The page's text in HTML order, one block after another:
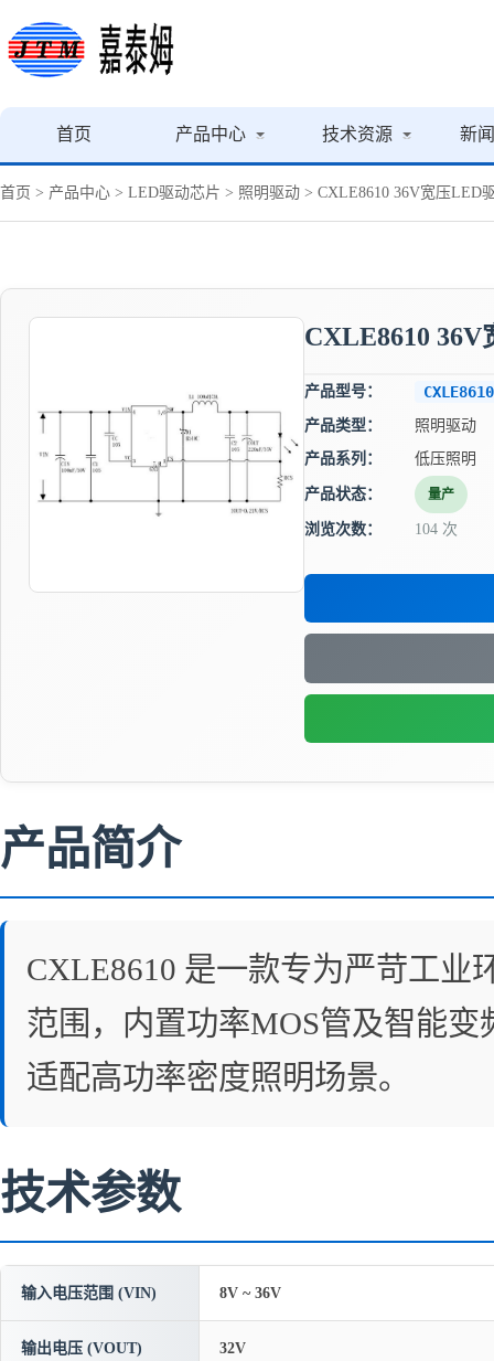
首页 产品中心 技术资源 新
首页 > 产品中心 > LED驱动芯片 > 照明驱动 > CXLE8610 36V宽压LED
CXLE8610
产品型号： CXLE8610
产品类型：
照明驱动
产品系列：
低压照明
产品状态： 量产
浏览次数： 104 次
产品简介
CXLE8610 是一款专为严苛工业
范围，内置功率MOS管及智能
适配高功率密度照明场景。
技术参数
输入电压范围 (VIN) 8V ~ 36V
输出电压 (VOUT) 32V